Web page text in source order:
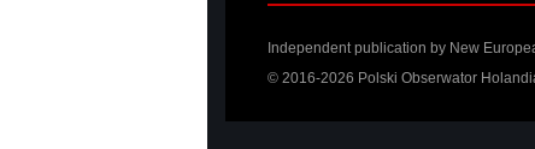
Independent publication by New
© 2016-2026 Polski Obserwator